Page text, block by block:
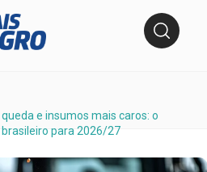
e insumos mais caros: o
para 2026/27